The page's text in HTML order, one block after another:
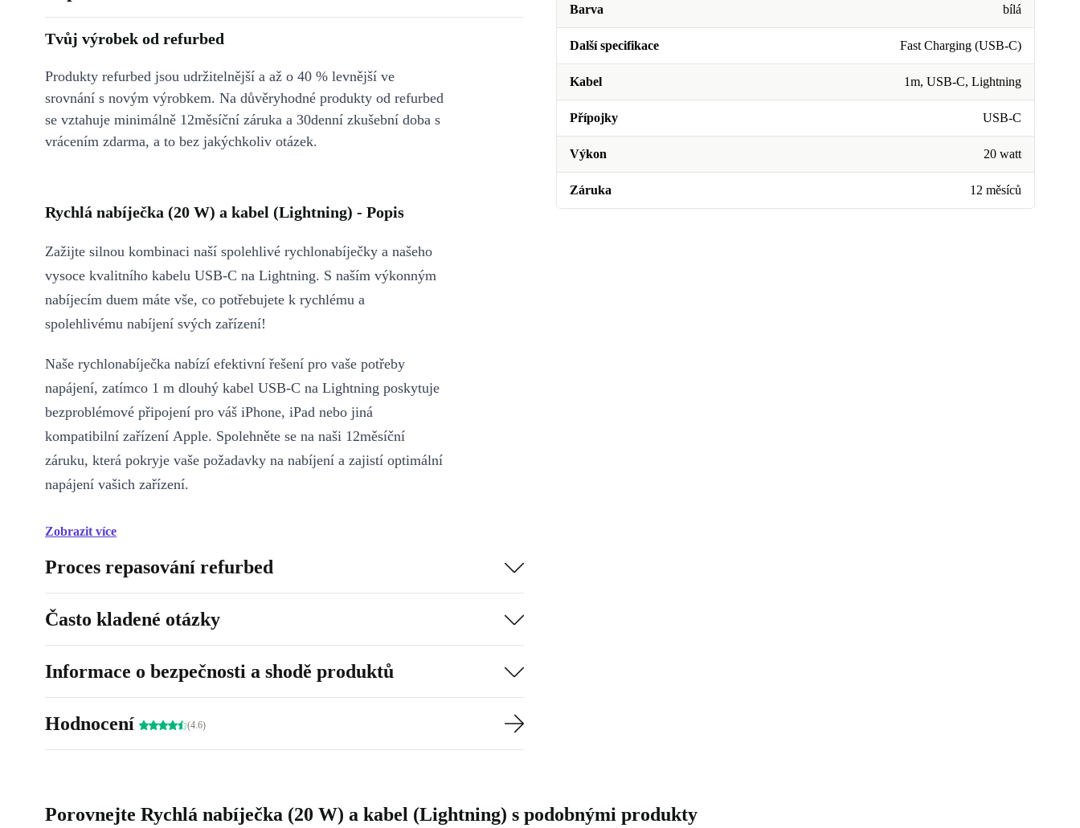
Barva bílá
Další specifikace Fast Charging (USB-C)
Kabel 1m, USB-C, Lightning
Přípojky USB-C
Výkon 20 watt
Záruka 12 měsíců
Tvůj výrobek od refurbed
Produkty refurbed jsou udržitelnější a až o 40 % levnější ve
srovnání s novým výrobkem. Na důvěryhodné produkty od refurbed
se vztahuje minimálně 12měsíční záruka a 30denní zkušební doba s
vrácením zdarma, a to bez jakýchkoliv otázek.
Rychlá nabíječka (20 W) a kabel (Lightning) - Popis
Zažijte silnou kombinaci naší spolehlivé rychlonabíječky a našeho
vysoce kvalitního kabelu USB‑C na Lightning. S naším výkonným
nabíjecím duem máte vše, co potřebujete k rychlému a
spolehlivému nabíjení svých zařízení!
Naše rychlonabíječka nabízí efektivní řešení pro vaše potřeby
napájení, zatímco 1 m dlouhý kabel USB‑C na Lightning poskytuje
bezproblémové připojení pro váš iPhone, iPad nebo jiná
kompatibilní zařízení Apple. Spolehněte se na naši 12měsíční
záruku, která pokryje vaše požadavky na nabíjení a zajistí optimální
napájení vašich zařízení.
Zobrazit více
Proces repasování refurbed
Často kladené otázky
Informace o bezpečnosti a shodě produktů
Hodnocení (4.6)
Porovnejte Rychlá nabíječka (20 W) a kabel (Lightning) s podobnými produkty